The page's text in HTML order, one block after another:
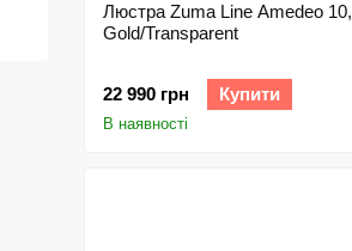
Люстра Zuma Line Amedeo 10,
Gold/Transparent
22 990 грн Купити
В наявності